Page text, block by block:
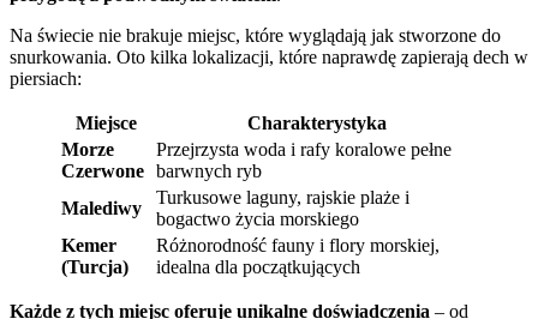
Na świecie nie brakuje miejsc, które wyglądają jak stworzone do
snurkowania. Oto kilka lokalizacji, które naprawdę zapierają dech w
piersiach:
Miejsce
Charakterystyka
Morze
Czerwone
Przejrzysta woda i rafy koralowe pełne
barwnych ryb
Malediwy
Turkusowe laguny, rajskie plaże i
bogactwo życia morskiego
Kemer
(Turcja)
Różnorodność fauny i flory morskiej,
idealna dla początkujących
Każde z tych miejsc oferuje unikalne doświadczenia – od